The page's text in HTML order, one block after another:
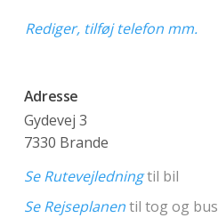
Rediger, tilføj telefon mm.
Adresse
Gydevej 3
7330 Brande
Se Rutevejledningtil bil
Se Rejseplanentil tog og bus